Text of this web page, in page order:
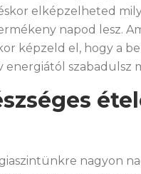
elképzelheted
napod lesz.
képzeld el, hogy a
szabadulsz
nagyon